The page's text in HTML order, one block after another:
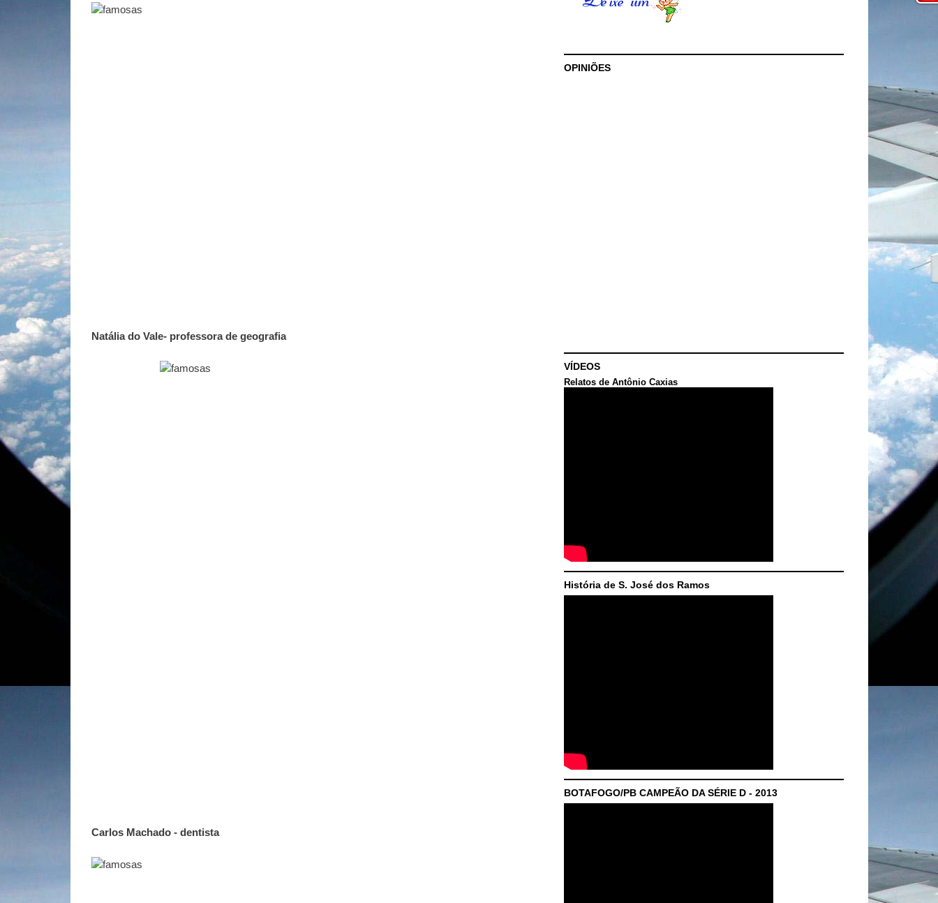
Natália do Vale- professora de geografia
Carlos Machado - dentista
OPINIÕES
VÍDEOS
Relatos de Antônio Caxias
História de S. José dos Ramos
BOTAFOGO/PB CAMPEÃO DA SÉRIE D - 2013